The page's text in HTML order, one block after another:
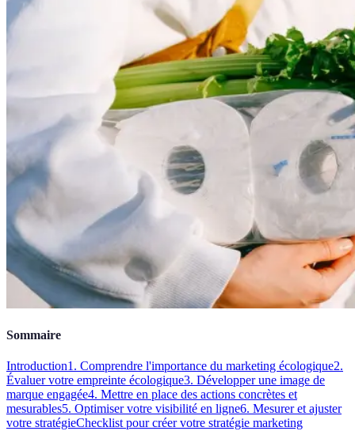
Sommaire
Introduction1. Comprendre l'importance du marketing écologique2.
Évaluer votre empreinte écologique3. Développer une image de
marque engagée4. Mettre en place des actions concrètes et
mesurables5. Optimiser votre visibilité en ligne6. Mesurer et ajuster
votre stratégieChecklist pour créer votre stratégie marketing